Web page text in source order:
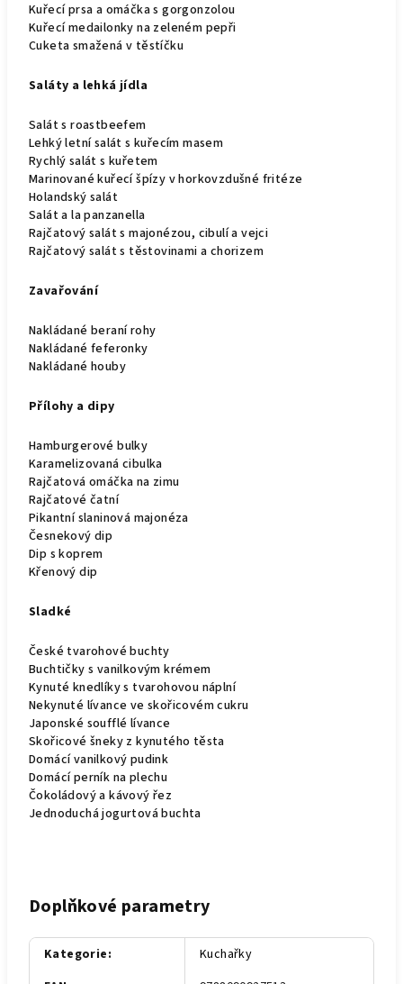
Kuřecí prsa a omáčka s gorgonzolou
Kuřecí medailonky na zeleném pepři
Cuketa smažená v těstíčku
Saláty a lehká jídla
Salát s roastbeefem
Lehký letní salát s kuřecím masem
Rychlý salát s kuřetem
Marinované kuřecí špízy v horkovzdušné fritéze
Holandský salát
Salát a la panzanella
Rajčatový salát s majonézou, cibulí a vejci
Rajčatový salát s těstovinami a chorizem
Zavařování
Nakládané beraní rohy
Nakládané feferonky
Nakládané houby
Přílohy a dipy
Hamburgerové bulky
Karamelizovaná cibulka
Rajčatová omáčka na zimu
Rajčatové čatní
Pikantní slaninová majonéza
Česnekový dip
Dip s koprem
Křenový dip
Sladké
České tvarohové buchty
Buchtičky s vanilkovým krémem
Kynuté knedlíky s tvarohovou náplní
Nekynuté lívance ve skořicovém cukru
Japonské soufflé lívance
Skořicové šneky z kynutého těsta
Domácí vanilkový pudink
Domácí perník na plechu
Čokoládový a kávový řez
Jednoduchá jogurtová buchta
Doplňkové parametry
Kategorie:
Kuchařky